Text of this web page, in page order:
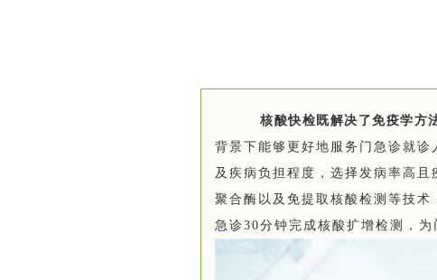
核酸快检既解决了免疫学方
背景下能够更好地服务门急诊就
及疾病负担程度，选择发病率高
聚合酶以及免提取核酸检测等技
急诊30分钟完成核酸扩增检测，